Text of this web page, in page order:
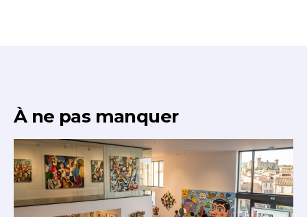
À ne pas manquer